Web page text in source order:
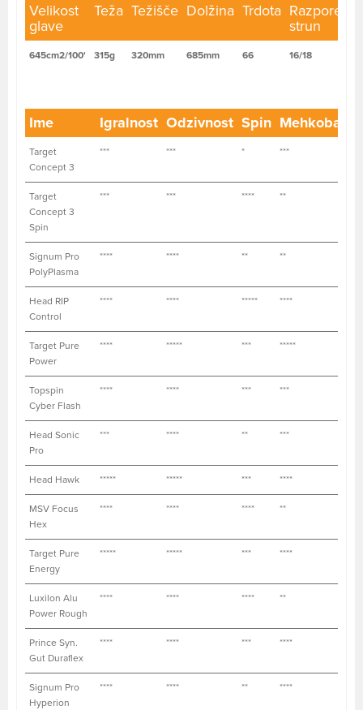
Velikost
glave
Teža Težišče Dolžina Trdota
strun
645cm2/100' 315g 320mm 685mm 66 16/18
Ime Igralnost Odzivnost Spin Mehkoba
Target
Concept 3
*** *** * ***
Target
Concept 3
Spin
*** *** **** **
Signum Pro
PolyPlasma
**** **** ** **
Head RIP
Control
**** **** ***** ****
Target Pure
Power
**** ***** *** *****
Topspin
Cyber Flash
**** **** *** ***
Head Sonic
Pro
*** **** ** ***
Head Hawk ***** ***** *** ****
MSV Focus
Hex
**** **** **** **
Target Pure
Energy
***** ***** *** ****
Luxilon Alu
Power Rough
**** **** **** **
Prince Syn.
Gut Duraflex
**** **** *** ****
Signum Pro
Hyperion
**** **** ** ****